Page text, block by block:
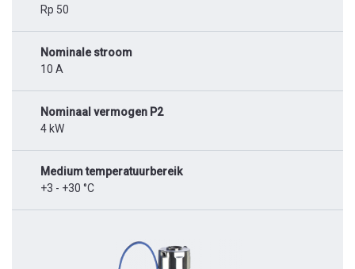
Rp 50
Nominale stroom
10 A
Nominaal vermogen P2
4 kW
Medium temperatuurbereik
+3 - +30 °C